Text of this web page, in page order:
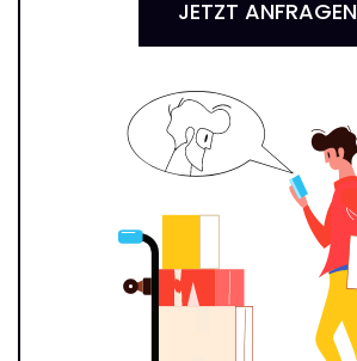
JETZT ANFRAGEN